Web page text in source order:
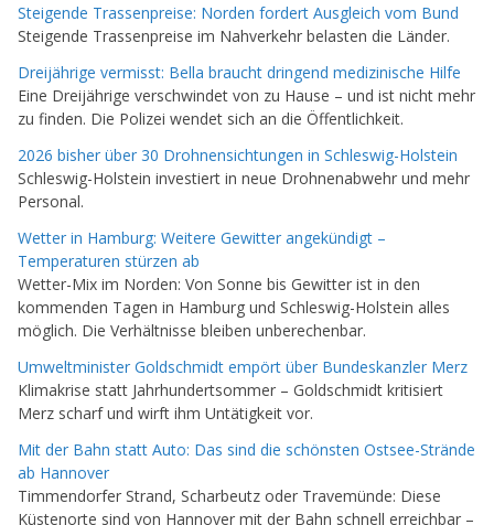
Steigende Trassenpreise: Norden fordert Ausgleich vom Bund
Steigende Trassenpreise im Nahverkehr belasten die Länder.
Dreijährige vermisst: Bella braucht dringend medizinische Hilfe
Eine Dreijährige verschwindet von zu Hause – und ist nicht mehr
zu finden. Die Polizei wendet sich an die Öffentlichkeit.
2026 bisher über 30 Drohnensichtungen in Schleswig-Holstein
Schleswig-Holstein investiert in neue Drohnenabwehr und mehr
Personal.
Wetter in Hamburg: Weitere Gewitter angekündigt –
Temperaturen stürzen ab
Wetter-Mix im Norden: Von Sonne bis Gewitter ist in den
kommenden Tagen in Hamburg und Schleswig-Holstein alles
möglich. Die Verhältnisse bleiben unberechenbar.
Umweltminister Goldschmidt empört über Bundeskanzler Merz
Klimakrise statt Jahrhundertsommer – Goldschmidt kritisiert
Merz scharf und wirft ihm Untätigkeit vor.
Mit der Bahn statt Auto: Das sind die schönsten Ostsee-Strände
ab Hannover
Timmendorfer Strand, Scharbeutz oder Travemünde: Diese
Küstenorte sind von Hannover mit der Bahn schnell erreichbar –